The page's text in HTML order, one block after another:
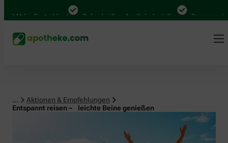
in Deutschland Online bei Ihrer Apotheke bestellen Bequem zwischen
...
Aktionen & Empfehlungen
Entspannt reisen – leichte Beine genießen